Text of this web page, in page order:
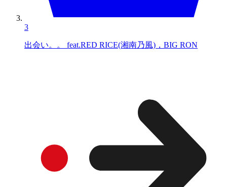
3
出会い。。 feat.RED RICE(湘南乃風)，BIG RON